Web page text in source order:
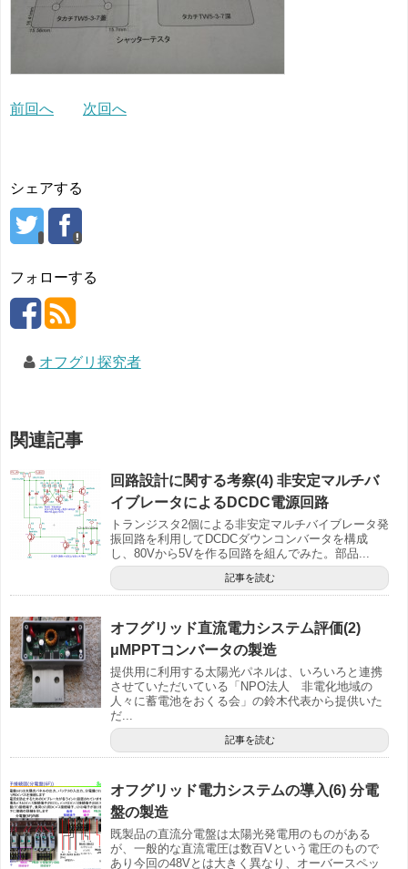
前回へ 次回へ
シェアする
フォローする
オフグリ探究者
関連記事
回路設計に関する考察(4) 非安定マルチバ
イブレータによるDCDC電源回路
トランジスタ2個による非安定マルチバイブレータ発
振回路を利用してDCDCダウンコンバータを構成
し、80Vから5Vを作る回路を組んでみた。部品...
記事を読む
オフグリッド直流電力システム評価(2)
μMPPTコンバータの製造
提供用に利用する太陽光パネルは、いろいろと連携
させていただいている「NPO法人 非電化地域の
人々に蓄電池をおくる会」の鈴木代表から提供いた
だ...
記事を読む
オフグリッド電力システムの導入(6) 分電
盤の製造
既製品の直流分電盤は太陽光発電用のものがある
が、一般的な直流電圧は数百Vという電圧のもので
あり今回の48Vとは大きく異なり、オーバースペッ